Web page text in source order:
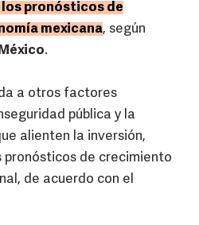
pronósticos de
mexicana, según
.
a otros factores
pública y la
alienten la inversión,
pronósticos de crecimiento
de acuerdo con el